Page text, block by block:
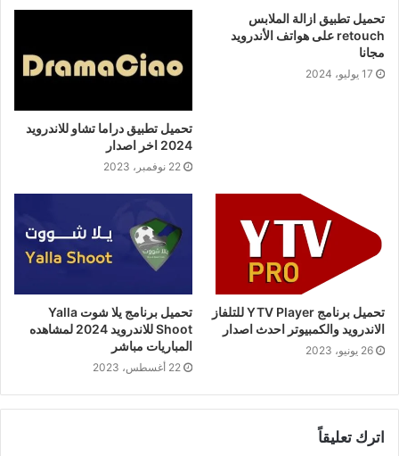
تحميل تطبيق ازالة الملابس
retouch على هواتف الأندرويد
مجانا
17 يوليو، 2024
تحميل تطبيق دراما تشاو للاندرويد
2024 اخر اصدار
22 نوفمبر، 2023
تحميل برنامج YTV Player للتلفاز
الاندرويد والكمبيوتر احدث اصدار
26 يونيو، 2023
تحميل برنامج يلا شوت Yalla
Shoot للاندرويد 2024 لمشاهده
المباريات مباشر
22 أغسطس، 2023
اترك تعليقاً